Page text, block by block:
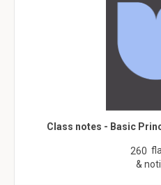
Class notes - Basic
260
&